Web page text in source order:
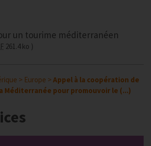
un tourime méditerranéen
261.4 ko
> Europe >Appel à la coopération de
Méditerranée pour promouvoir le (...)